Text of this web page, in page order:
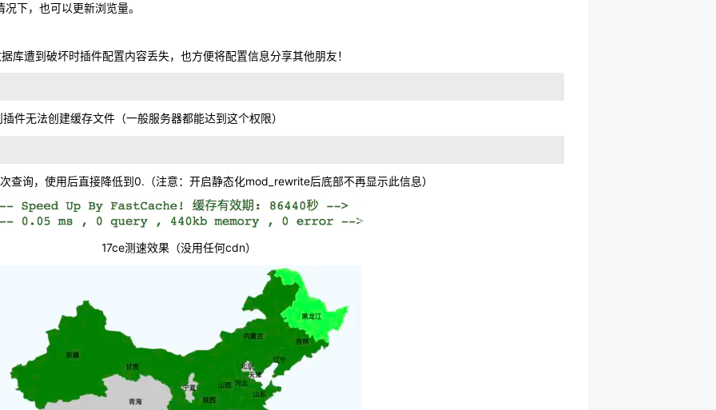
下，也可以更新浏览量。
库遭到破坏时插件配置内容丢失，也方便将配置信息分享其他朋友！
件无法创建缓存文件（一般服务器都能达到这个权限）
查询，使用后直接降低到0.（注意：开启静态化mod_rewrite后底部不再显示此信息）
17ce测速效果（没用任何cdn）